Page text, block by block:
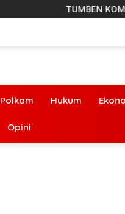
TUMBEN
Polkam Hukum
Opini